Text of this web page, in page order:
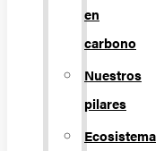
en
carbono
Nuestros
pilares
Ecosistema